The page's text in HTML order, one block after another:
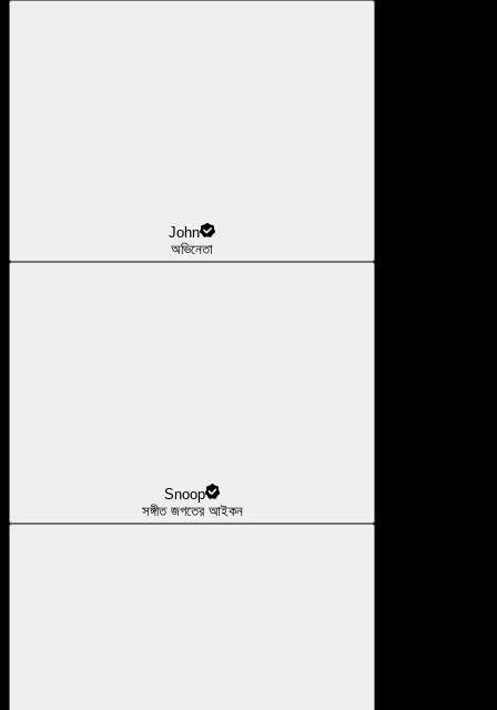
John
অভিনেতা
Snoop
সঙ্গীত জগতের আইকন